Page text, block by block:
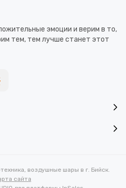
эмоции и верим в то,
тем, тем лучше станет этот
воздушные шары в г. Бийск.
сайта